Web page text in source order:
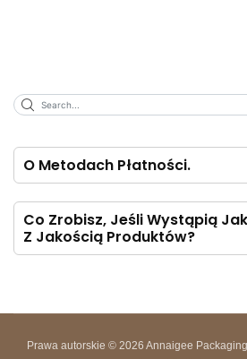
O Metodach Płatności.
Co Zrobisz, Jeśli Wystąpią
Z Jakością Produktów?
Prawa autorskie © 2026 Annaigee Packaging